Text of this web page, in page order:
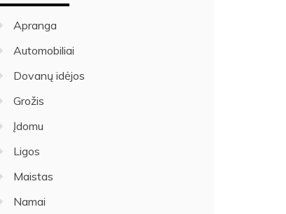
Apranga
Automobiliai
Dovanų idėjos
Grožis
Įdomu
Ligos
Maistas
Namai